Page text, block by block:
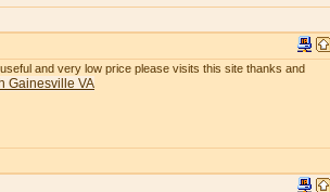
and very low price please visits this site thanks and
Gainesville VA